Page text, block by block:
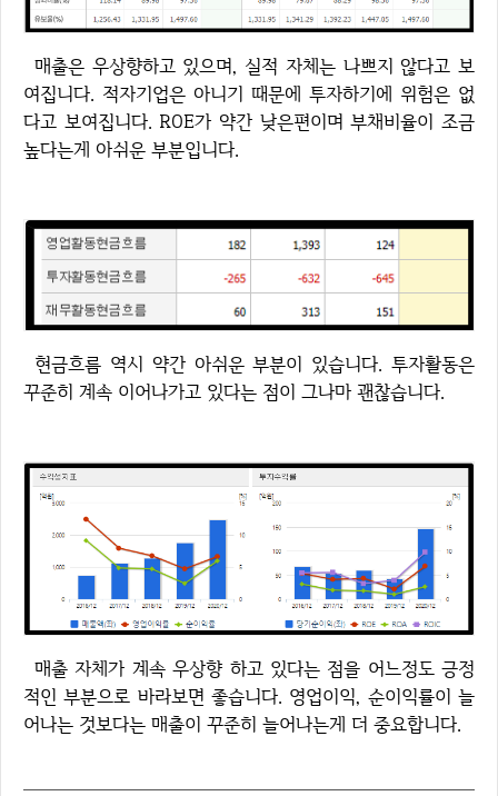
매출은 우상향하고 있으며, 실적 자체는 나쁘지 않다고 보
여집니다. 적자기업은 아니기 때문에 투자하기에 위험은 없
다고 보여집니다. ROE가 약간 낮은편이며 부채비율이 조금
높다는게 아쉬운 부분입니다.
현금흐름 역시 약간 아쉬운 부분이 있습니다. 투자활동은
꾸준히 계속 이어나가고 있다는 점이 그나마 괜찮습니다.
매출 자체가 계속 우상향 하고 있다는 점을 어느정도 긍정
적인 부분으로 바라보면 좋습니다. 영업이익, 순이익률이 늘
어나는 것보다는 매출이 꾸준히 늘어나는게 더 중요합니다.